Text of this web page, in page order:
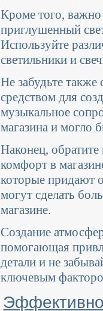
Кроме того, важно
приглушенный
Используйте
светильники и
Не забудьте
средством для
музыкальное
магазина и могло
Наконец,
комфорт в
которые придают
могут сделать
магазине.
Создание
помогающая
детали и не
ключевым